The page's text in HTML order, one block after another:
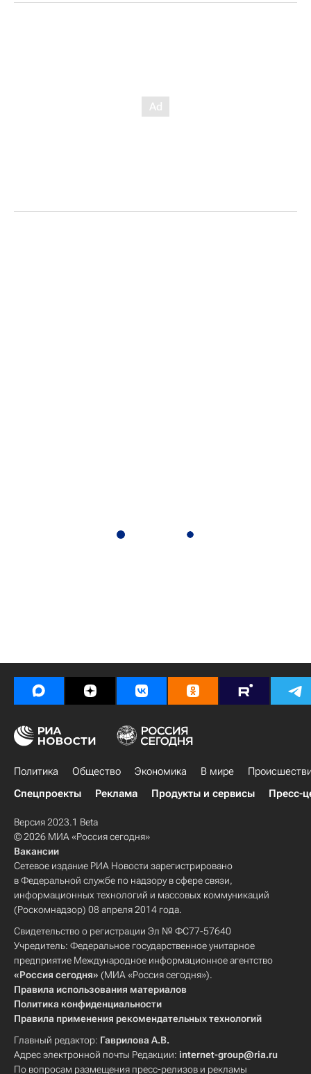
Политика Общество Экономика В мире
Спецпроекты
Реклама Продукты и сервисы Пресс-
Версия 2023.1 Beta
© 2026 МИА «Россия сегодня»
Вакансии
Сетевое издание РИА Новости зарегистрировано
в Федеральной службе по надзору в сфере связи,
информационных технологий и массовых коммуникаций
(Роскомнадзор) 08 апреля 2014 года.
Свидетельство о регистрации Эл № ФС77-57640
Учредитель: Федеральное государственное унитарное
предприятие Международное информационное агентство
«Россия сегодня» (МИА «Россия сегодня»).
Правила использования материалов
Политика конфиденциальности
Правила применения рекомендательных технологий
Главный редактор: Гаврилова А.В.
Адрес электронной почты Редакции: internet-group@ria.ru
По вопросам размещения пресс-релизов и рекламы